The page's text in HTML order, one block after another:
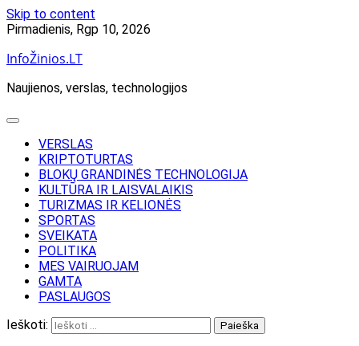
Skip to content
Pirmadienis, Rgp 10, 2026
InfoŽinios.LT
Naujienos, verslas, technologijos
VERSLAS
KRIPTOTURTAS
BLOKŲ GRANDINĖS TECHNOLOGIJA
KULTŪRA IR LAISVALAIKIS
TURIZMAS IR KELIONĖS
SPORTAS
SVEIKATA
POLITIKA
MES VAIRUOJAM
GAMTA
PASLAUGOS
Ieškoti: